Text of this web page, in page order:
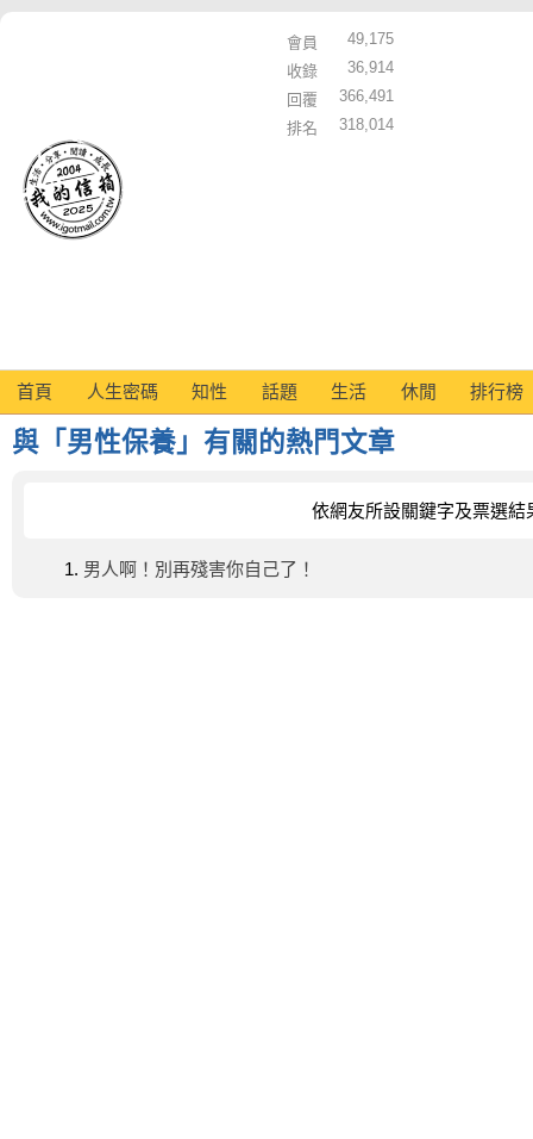
會員
49,175
收錄
36,914
回覆
366,491
排名
318,014
首頁 人生密碼 知性 話題 生活 休閒 排行榜
與「男性保養」有關的熱門文章
依網友所設關鍵字及票選結
男人啊！別再殘害你自己了！